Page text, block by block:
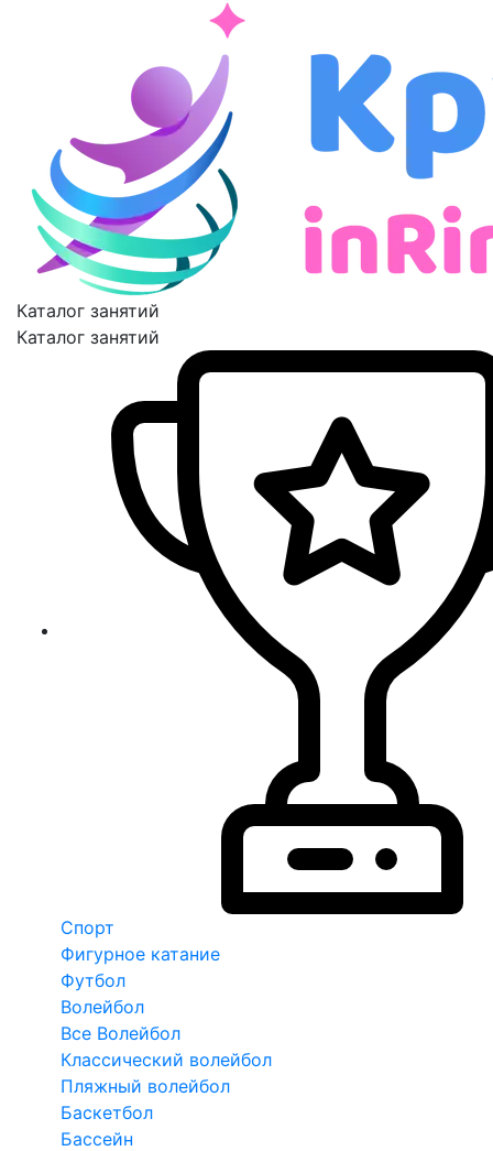
Каталог занятий
Каталог занятий
Спорт
Фигурное катание
Футбол
Волейбол
Все Волейбол
Классический волейбол
Пляжный волейбол
Баскетбол
Бассейн